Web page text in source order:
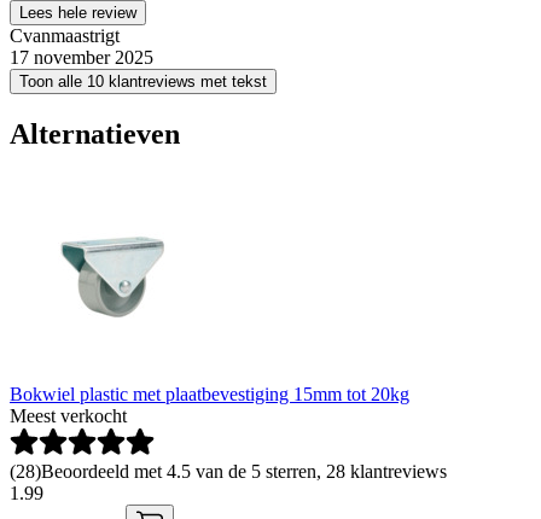
Lees hele review
Cvanmaastrigt
17 november 2025
Toon alle 10 klantreviews met tekst
Alternatieven
Bokwiel plastic met plaatbevestiging 15mm tot 20kg
Meest verkocht
(28)Beoordeeld met 4.5 van de 5 sterren, 28 klantreviews
1.99